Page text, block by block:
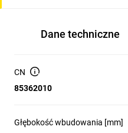
Dane techniczne
CN
85362010
Głębokość wbudowania [mm]